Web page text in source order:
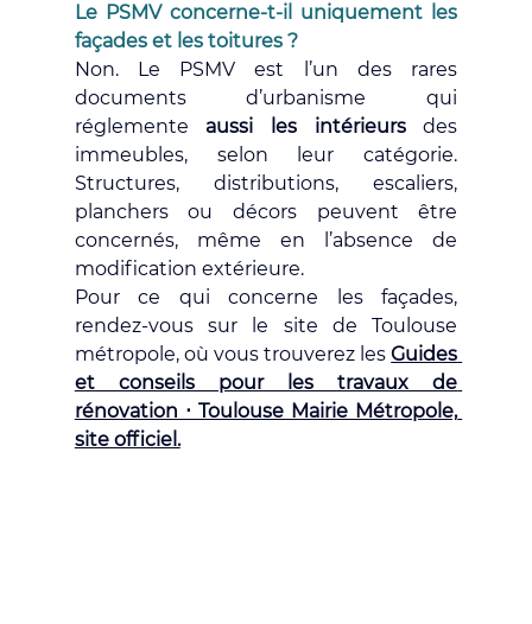
Le PSMV concerne-t-il uniquement les
façades et les toitures ?
Non. Le PSMV est l’un des rares
documents d’urbanisme qui
réglemente aussi les intérieurs des
immeubles, selon leur catégorie.
Structures, distributions, escaliers,
planchers ou décors peuvent être
concernés, même en l’absence de
modification extérieure.
Pour ce qui concerne les façades,
rendez-vous sur le site de Toulouse
métropole, où vous trouverez les Guides
et conseils pour les travaux de
rénovation ⋅ Toulouse Mairie Métropole,
site officiel.